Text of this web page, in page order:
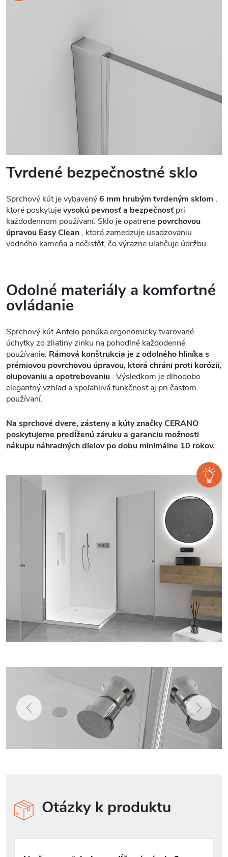
Tvrdené bezpečnostné sklo
Sprchový kút je vybavený6 mm hrubým tvrdeným sklom ,
ktoré poskytujevysokú pevnosť a bezpečnosť pri
každodennom používaní. Sklo je opatrené povrchovou
úpravou Easy Clean , ktorá zamedzuje usadzovaniu
vodného kameňa a nečistôt, čo výrazne uľahčuje údržbu.
Odolné materiály a komfortné
ovládanie
Sprchový kút Antelo ponúka ergonomicky tvarované
úchytky zo zliatiny zinku na pohodlné každodenné
používanie. Rámová konštrukcia je z odolného hliníka s
prémiovou povrchovou úpravou, ktorá chráni proti korózii,
olupovaniu a opotrebovaniu . Výsledkom je dlhodobo
elegantný vzhľad a spoľahlivá funkčnosť aj pri častom
používaní.
Na sprchové dvere, zásteny a kúty značky CERANO
poskytujeme predĺženú záruku a garanciu možnosti
nákupu náhradných dielov po dobu minimálne 10 rokov.
Otázky k produktu